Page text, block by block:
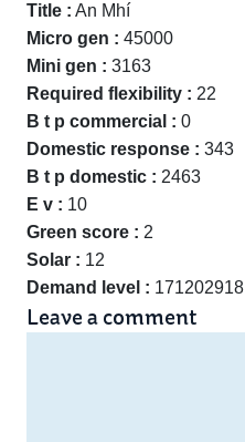
Title : An Mhí
Micro gen : 45000
Mini gen : 3163
Required flexibility : 22
B t p commercial : 0
Domestic response : 343
B t p domestic : 2463
E v : 10
Green score : 2
Solar : 12
Demand level : 171202918
Leave a comment